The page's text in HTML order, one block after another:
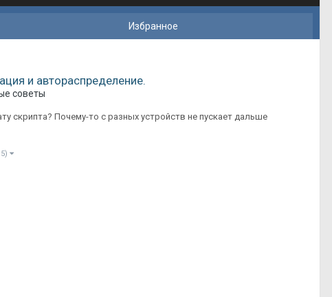
Избранное
и автораспределение.
советы
скрипта? Почему-то с разных устройств не пускает дальше